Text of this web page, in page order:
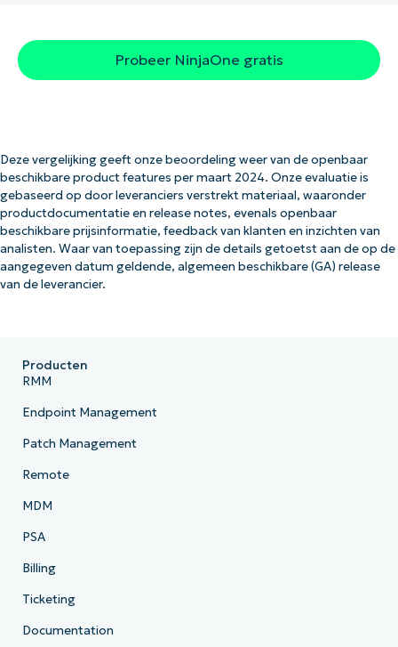
Probeer NinjaOne gratis
Deze vergelijking geeft onze beoordeling weer van de openbaar
beschikbare product features per maart 2024. Onze evaluatie is
gebaseerd op door leveranciers verstrekt materiaal, waaronder
productdocumentatie en release notes, evenals openbaar
beschikbare prijsinformatie, feedback van klanten en inzichten van
analisten. Waar van toepassing zijn de details getoetst aan de op de
aangegeven datum geldende, algemeen beschikbare (GA) release
van de leverancier.
Producten
RMM
Endpoint Management
Patch Management
Remote
MDM
PSA
Billing
Ticketing
Documentation